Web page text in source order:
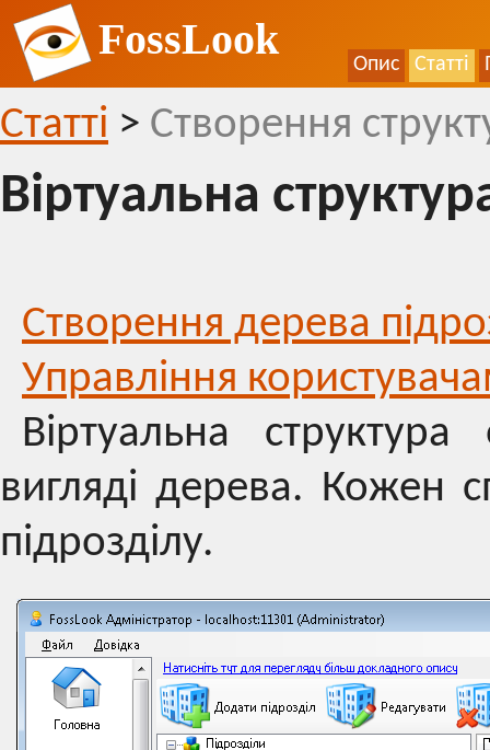
FossLook
Опис Статті
Статті > Створення
Віртуальна
Створення дерева
Управління
Віртуальна структура
вигляді дерева. Кожен
підрозділу.